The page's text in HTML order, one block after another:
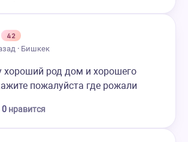
42
· Бишкек
род дом и хорошего
пожалуйста где рожали
0 нравится